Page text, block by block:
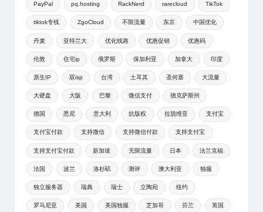
PayPal pq.hosting RackNerd rarecloud TikTok
tiktok专线 ZgoCloud 不限流量 东京 中国优化
丹麦 亚特兰大 优化线路 优惠促销 优惠码
伦敦 住宅ip 俄罗斯 保加利亚 加拿大 印度
原生IP 双isp 台湾 土耳其 圣何塞 大流量
大硬盘 大阪 巴黎 微信支付 德克萨斯州
德国 悉尼 意大利 抗版权 拉脱维亚 支付宝
支付宝付款 支持微信 支持微信付款 支持支付宝
支持支付宝付款 新加坡 无限流量 日本 法兰克福
法国 波兰 洛杉矶 测评 澳大利亚 独服
独立服务器 瑞典 瑞士 立陶宛 纽约
罗马尼亚 美国 美国独服 芝加哥 芬兰 英国